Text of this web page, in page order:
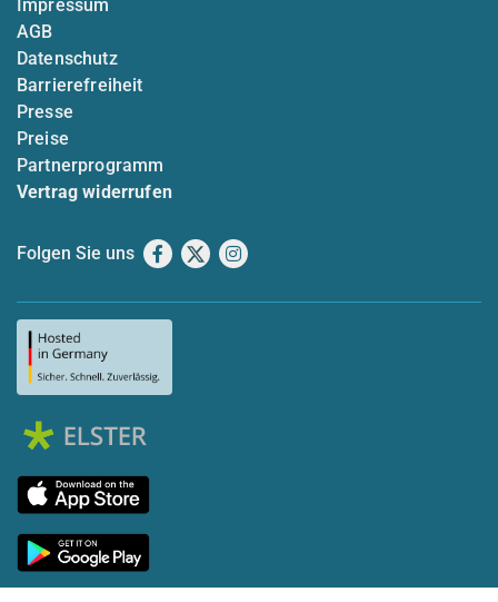
Impressum
AGB
Datenschutz
Barrierefreiheit
Presse
Preise
Partnerprogramm
Vertrag widerrufen
Folgen Sie uns Facebook
X Instagram